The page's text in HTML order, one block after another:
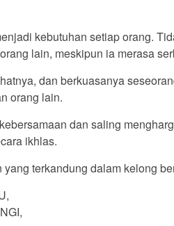
kebutuhan setiap orang.
lain, meskipun ia merasa
dan berkuasanya
orang lain.
dan saling
ikhlas.
terkandung dalam kelong